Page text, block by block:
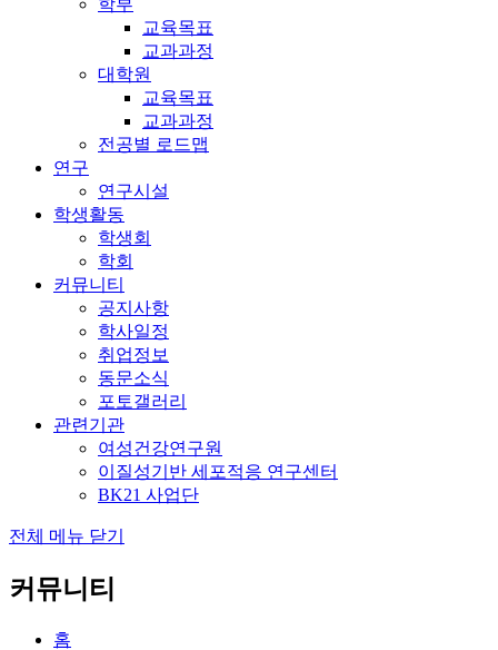
교육목표
교과과정
대학원
교육목표
교과과정
전공별 로드맵
연구
연구시설
학생활동
학생회
학회
커뮤니티
공지사항
학사일정
취업정보
동문소식
포토갤러리
관련기관
여성건강연구원
이질성기반 세포적응 연구센터
BK21 사업단
전체 메뉴 닫기
커뮤니티
홈